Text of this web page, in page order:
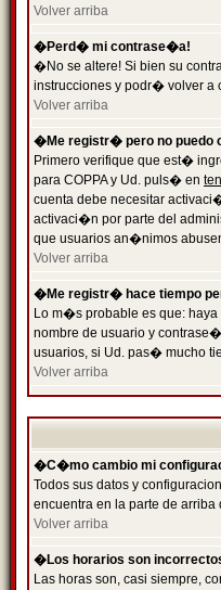
Volver arriba
�Perd� mi contrase�a!
�No se altere! Si bien su
instrucciones y podr� volver a
Volver arriba
�Me registr� pero no puedo
Primero verifique que est�
para COPPA y Ud. puls� en
cuenta debe necesitar
activaci�n por parte del
que usuarios an�nimos
Volver arriba
�Me registr� hace tiempo
Lo m�s probable es que:
nombre de usuario y
usuarios, si Ud. pas� mucho
Volver arriba
�C�mo cambio mi
Todos sus datos y
encuentra en la parte de
Volver arriba
�Los horarios son
Las horas son, casi siempre,